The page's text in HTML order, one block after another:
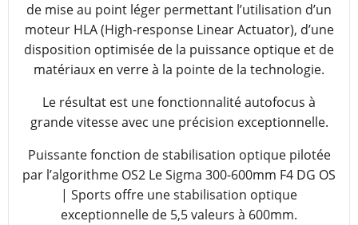
de mise au point léger permettant l’utilisation d’un
moteur HLA (High-response Linear Actuator), d’une
disposition optimisée de la puissance optique et de
matériaux en verre à la pointe de la technologie.
Le résultat est une fonctionnalité autofocus à
grande vitesse avec une précision exceptionnelle.
Puissante fonction de stabilisation optique pilotée
par l’algorithme OS2 Le Sigma 300-600mm F4 DG OS
| Sports offre une stabilisation optique
exceptionnelle de 5,5 valeurs à 600mm.